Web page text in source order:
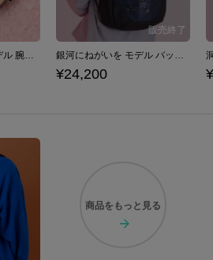
はるかぜとともに モデル 腕時計 『星のカービィ スーパーデラックス』 （ 2024Ver. ） 銀河にねがいを モデル バックパック 『星のカービィ スーパーデラックス』 （ 2024Ver. ）
¥24,200
商品を もっと見る